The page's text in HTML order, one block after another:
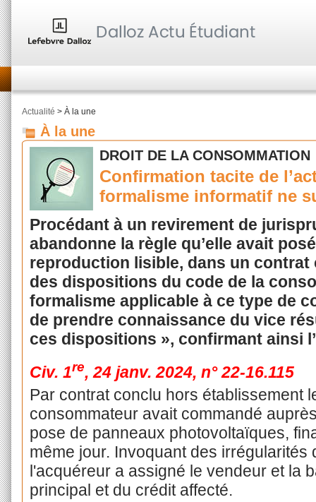
Actualité > À la une
À la une
DROIT DE LA CONSOMMATION
Confirmation tacite de
formalisme informatif ne
Procédant à un revirement de
abandonne la règle qu’elle avait
reproduction lisible, dans un
des dispositions du code de la
formalisme applicable à ce type de
de prendre connaissance du vice
ces dispositions », confirmant ainsi
Civ. 1re, 24 janv. 2024, n° 22-16.115
Par contrat conclu hors établissement
consommateur avait commandé
pose de panneaux photovoltaïques,
même jour. Invoquant des irrégularités
l'acquéreur a assigné le vendeur et la
principal et du crédit affecté.